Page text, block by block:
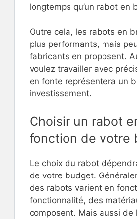
longtemps qu’un rabot en
Outre cela, les rabots en
plus performants, mais
fabricants en proposent.
voulez travailler avec
en fonte représentera un
investissement.
Choisir un rabot
fonction de votre
Le choix du rabot
de votre budget.
des rabots varient en
fonctionnalité, des
composent. Mais aussi de